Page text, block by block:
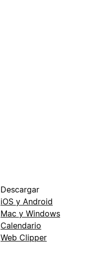
Descargar
iOS y Android
Mac y Windows
Calendario
Web Clipper